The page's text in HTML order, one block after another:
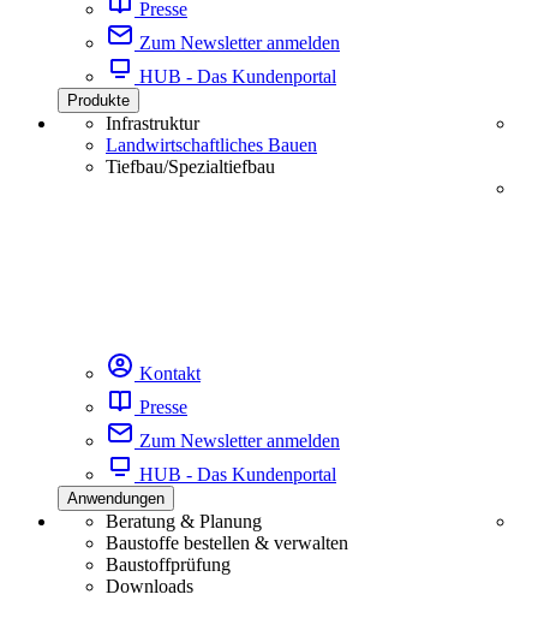
Presse
Zum Newsletter anmelden
HUB - Das Kundenportal
Produkte
Infrastruktur
Landwirtschaftliches Bauen
Tiefbau/Spezialtiefbau
Kontakt
Presse
Zum Newsletter anmelden
HUB - Das Kundenportal
Anwendungen
Beratung & Planung
Baustoffe bestellen & verwalten
Baustoffprüfung
Downloads